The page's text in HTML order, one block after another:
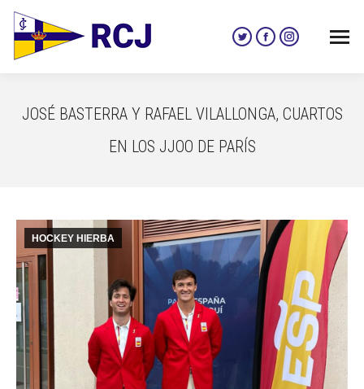
Twitter
in
new
window
Facebook
in
new
Instagram
in
new
JOSÉ BASTERRA Y RAFAEL VILALLONGA, CUARTOS
EN LOS JJOO DE PARÍS
HOCKEY HIERBA